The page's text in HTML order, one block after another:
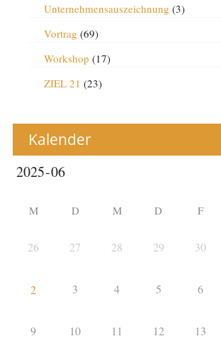
Unternehmensauszeichnung (3)
Vortrag (69)
Workshop (17)
ZIEL 21 (23)
Kalender
M D M D F
26 27 28 29 30
2 3 4 5 6
9 10 11 12 13